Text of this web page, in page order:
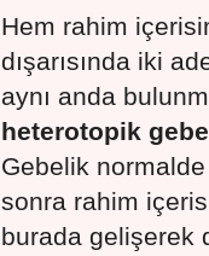
Hem rahim
dışarısında iki
aynı anda
heterotopik
Gebelik
sonra rahim
burada gelişerek